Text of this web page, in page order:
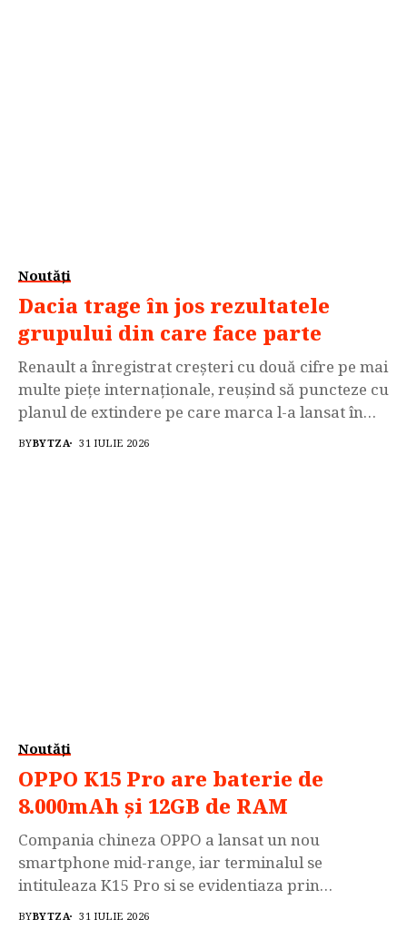
Noutăți
Dacia trage în jos rezultatele
grupului din care face parte
Renault a înregistrat creșteri cu două cifre pe mai
multe piețe internaționale, reușind să puncteze cu
planul de extindere pe care marca l-a lansat în
urmă cu mai mulți ani. India (+61,2%), Turcia
BYBYTZA 31 IULIE 2026
Noutăți
OPPO K15 Pro are baterie de
8.000mAh și 12GB de RAM
Compania chineza OPPO a lansat un nou
smartphone mid-range, iar terminalul se
intituleaza K15 Pro si se evidentiaza prin
intermediul acumulatorului extrem de generos de
BYBYTZA 31 IULIE 2026